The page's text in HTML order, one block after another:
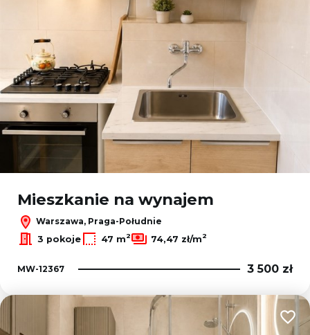
Mieszkanie na wynajem
Warszawa, Praga-Południe
3 pokoje
47 m2 74,47 zł/m2
MW-12367 3 500 zł